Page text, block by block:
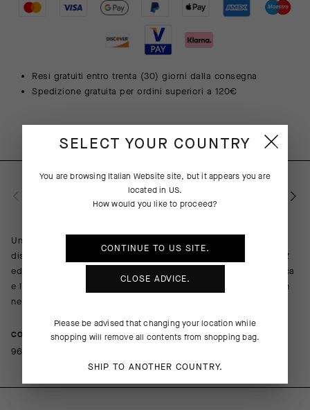
Resi gratuiti entro trenta (30) giorni dalla consegna
Spedizione gratuita per ordini superiori a 120€
DESCRIZIONE DEL PRODOTTO
Un supporto leggero e comodo perfetto per le gare, ora
disponibile nelle tonalità abbinate alle maglie delle collezioni R
ed RS.Il filato Oxigen Tec aumenta la circolazione dell’aria fresca
e la traspirabilità quando fa più caldo, mentre l’altezza di 18 cm
ne rivela la natura competitiva.
COMPOSITION
96%Polyamide 4%Elastane
SELECT YOUR COUNTRY
You are browsing Italian Websitesite, but it appears you are
located in US.
How would you like to proceed?
CONTINUE TO US SITE.
CLOSE ADVICE.
Please be advised that changing your location while
shopping will remove all contents from shopping bag.
SHIP TO ANOTHER COUNTRY.